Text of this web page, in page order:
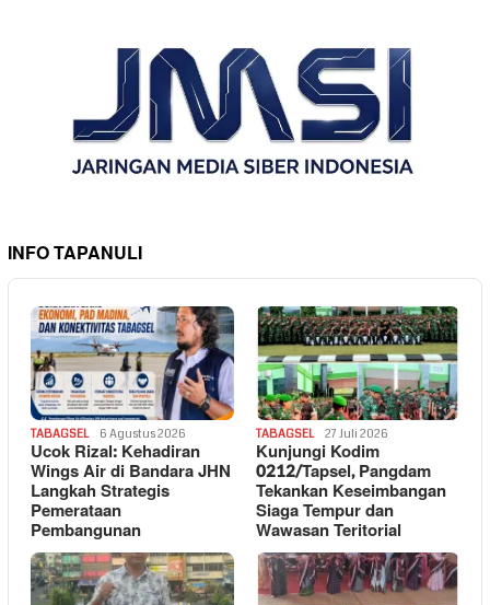
INFO TAPANULI
TABAGSEL 6 Agustus 2026
Ucok Rizal: Kehadiran
Wings Air di Bandara JHN
Langkah Strategis
Pemerataan
Pembangunan
TABAGSEL 27 Juli 2026
Kunjungi Kodim
0212/Tapsel, Pangdam
Tekankan Keseimbangan
Siaga Tempur dan
Wawasan Teritorial